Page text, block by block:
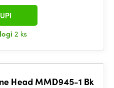
2 ks
Head MMD945-1 Bk